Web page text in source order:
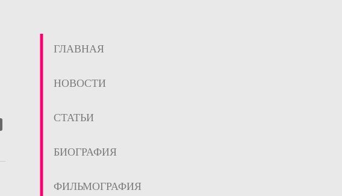
ГЛАВНАЯ
НОВОСТИ
СТАТЬИ
БИОГРАФИЯ
ФИЛЬМОГРАФИЯ